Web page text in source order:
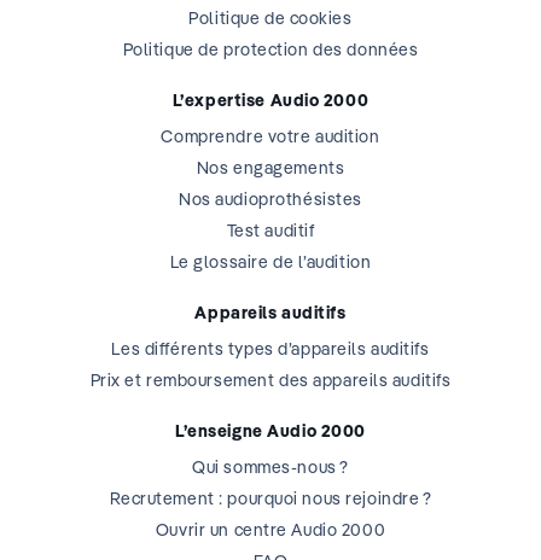
Politique de cookies
Politique de protection des données
L’expertise Audio 2000
Comprendre votre audition
Nos engagements
Nos audioprothésistes
Test auditif
Le glossaire de l’audition
Appareils auditifs
Les différents types d’appareils auditifs
Prix et remboursement des appareils auditifs
L’enseigne Audio 2000
Qui sommes-nous ?
Recrutement : pourquoi nous rejoindre ?
Ouvrir un centre Audio 2000